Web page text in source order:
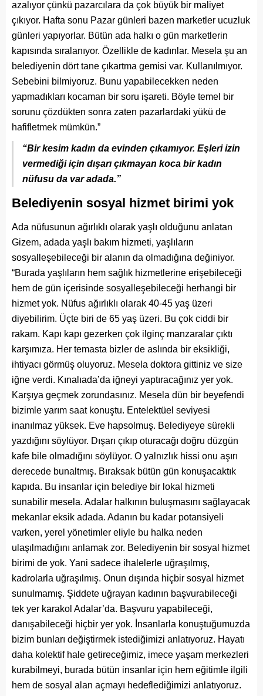
azalıyor çünkü pazarcılara da çok büyük bir maliyet
çıkıyor. Hafta sonu Pazar günleri bazen marketler ucuzluk
günleri yapıyorlar. Bütün ada halkı o gün marketlerin
kapısında sıralanıyor. Özellikle de kadınlar. Mesela şu an
belediyenin dört tane çıkartma gemisi var. Kullanılmıyor.
Sebebini bilmiyoruz. Bunu yapabilecekken neden
yapmadıkları kocaman bir soru işareti. Böyle temel bir
sorunu çözdükten sonra zaten pazarlardaki yükü de
hafifletmek mümkün.”
“Bir kesim kadın da evinden çıkamıyor. Eşleri izin
vermediği için dışarı çıkmayan koca bir kadın
nüfusu da var adada.”
Belediyenin sosyal hizmet birimi yok
Ada nüfusunun ağırlıklı olarak yaşlı olduğunu anlatan
Gizem, adada yaşlı bakım hizmeti, yaşlıların
sosyalleşebileceği bir alanın da olmadığına değiniyor.
“Burada yaşlıların hem sağlık hizmetlerine erişebileceği
hem de gün içerisinde sosyalleşebileceği herhangi bir
hizmet yok. Nüfus ağırlıklı olarak 40-45 yaş üzeri
diyebilirim. Üçte biri de 65 yaş üzeri. Bu çok ciddi bir
rakam. Kapı kapı gezerken çok ilginç manzaralar çıktı
karşımıza. Her temasta bizler de aslında bir eksikliği,
ihtiyacı görmüş oluyoruz. Mesela doktora gittiniz ve size
iğne verdi. Kınalıada’da iğneyi yaptıracağınız yer yok.
Karşıya geçmek zorundasınız. Mesela dün bir beyefendi
bizimle yarım saat konuştu. Entelektüel seviyesi
inanılmaz yüksek. Eve hapsolmuş. Belediyeye sürekli
yazdığını söylüyor. Dışarı çıkıp oturacağı doğru düzgün
kafe bile olmadığını söylüyor. O yalnızlık hissi onu aşırı
derecede bunaltmış. Bıraksak bütün gün konuşacaktık
kapıda. Bu insanlar için belediye bir lokal hizmeti
sunabilir mesela. Adalar halkının buluşmasını sağlayacak
mekanlar eksik adada. Adanın bu kadar potansiyeli
varken, yerel yönetimler eliyle bu halka neden
ulaşılmadığını anlamak zor. Belediyenin bir sosyal hizmet
birimi de yok. Yani sadece ihalelerle uğraşılmış,
kadrolarla uğraşılmış. Onun dışında hiçbir sosyal hizmet
sunulmamış. Şiddete uğrayan kadının başvurabileceği
tek yer karakol Adalar’da. Başvuru yapabileceği,
danışabileceği hiçbir yer yok. İnsanlarla konuştuğumuzda
bizim bunları değiştirmek istediğimizi anlatıyoruz. Hayatı
daha kolektif hale getireceğimiz, imece yaşam merkezleri
kurabilmeyi, burada bütün insanlar için hem eğitimle ilgili
hem de sosyal alan açmayı hedeflediğimizi anlatıyoruz.